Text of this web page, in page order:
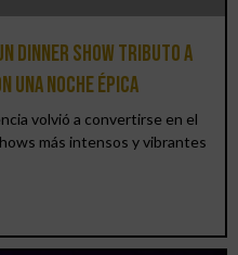
Dinner Show Tributo a
una noche épica
volvió a convertirse en el
más intensos y vibrantes